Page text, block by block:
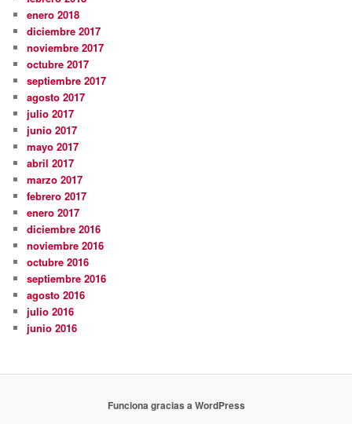
enero 2018
diciembre 2017
noviembre 2017
octubre 2017
septiembre 2017
agosto 2017
julio 2017
junio 2017
mayo 2017
abril 2017
marzo 2017
febrero 2017
enero 2017
diciembre 2016
noviembre 2016
octubre 2016
septiembre 2016
agosto 2016
julio 2016
junio 2016
Funciona gracias a WordPress